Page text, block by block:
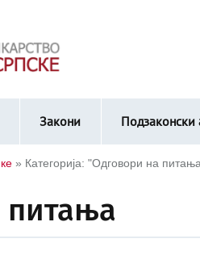
Закони Подзаконски
» Категорија: "Одговори на
питања